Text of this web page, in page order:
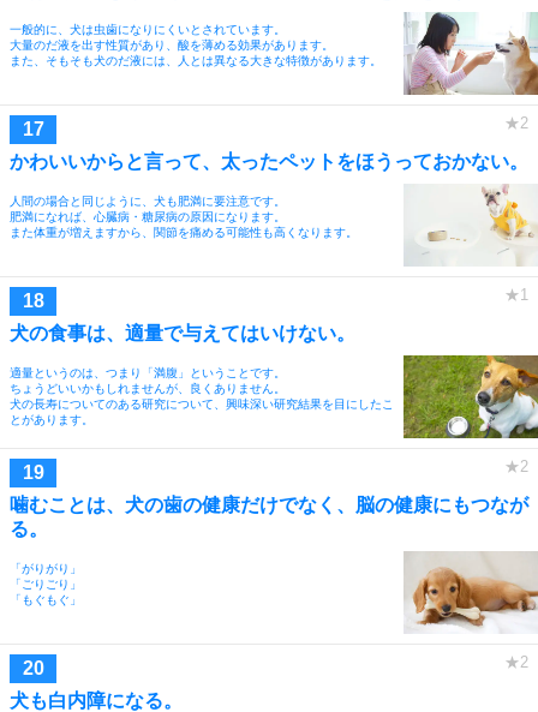
一般的に、犬は虫歯になりにくいとされています。
大量のだ液を出す性質があり、酸を薄める効果があります。
また、そもそも犬のだ液には、人とは異なる大きな特徴があります。
かわいいからと言って、太ったペットをほうっておかない。
人間の場合と同じように、犬も肥満に要注意です。
肥満になれば、心臓病・糖尿病の原因になります。
また体重が増えますから、関節を痛める可能性も高くなります。
犬の食事は、適量で与えてはいけない。
適量というのは、つまり「満腹」ということです。
ちょうどいいかもしれませんが、良くありません。
犬の長寿についてのある研究について、興味深い研究結果を目にしたこ
とがあります。
噛むことは、犬の歯の健康だけでなく、脳の健康にもつなが
る。
「がりがり」
「ごりごり」
「もぐもぐ」
犬も白内障になる。